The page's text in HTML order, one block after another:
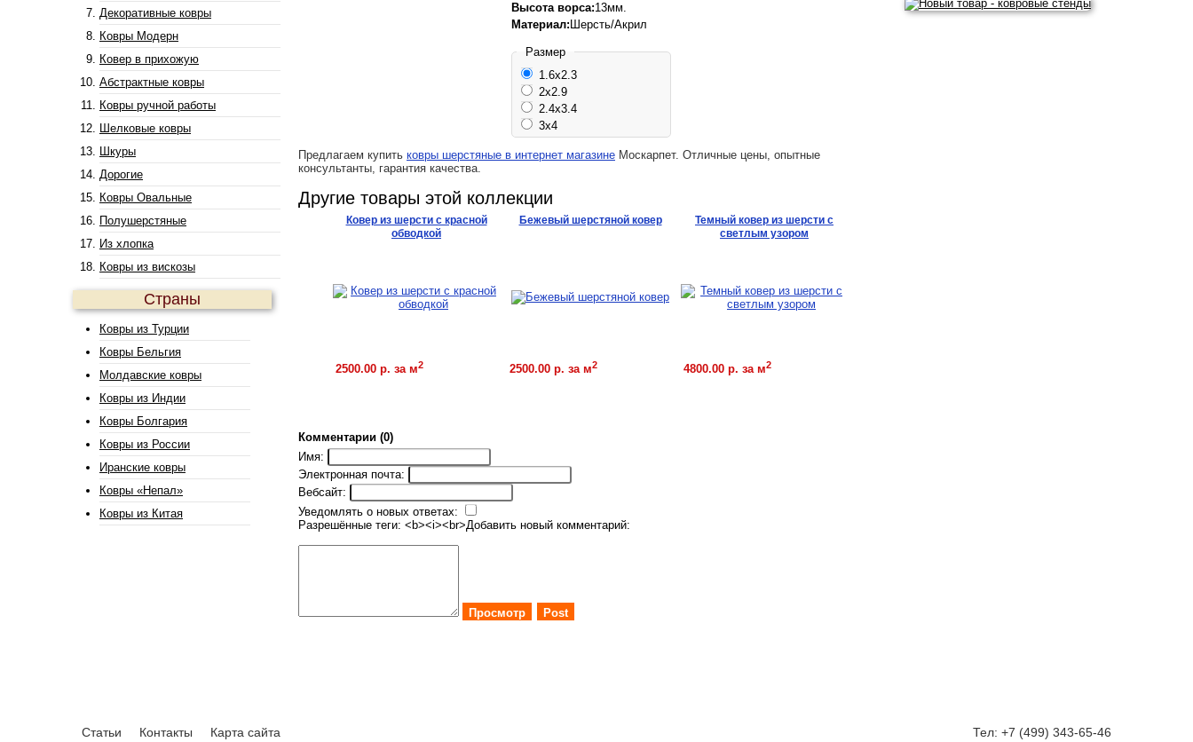
Декоративные ковры
Ковры Модерн
Ковер в прихожую
Абстрактные ковры
Ковры ручной работы
Шелковые ковры
Шкуры
Дорогие
Ковры Овальные
Полушерстяные
Из хлопка
Ковры из вискозы
Страны
Ковры из Турции
Ковры Бельгия
Молдавские ковры
Ковры из Индии
Ковры Болгария
Ковры из России
Иранские ковры
Ковры «Непал»
Ковры из Китая
Высота ворса:13мм.
Материал: Шерсть/Акрил
Размер
1.6x2.3
2x2.9
2.4x3.4
3x4
Предлагаем купить ковры шерстяные в интернет магазине Москарпет. Отличные цены, опытные
консультанты, гарантия качества.
Другие товары этой коллекции
Ковер из шерсти с красной
обводкой
2500.00 р. за м2
Купить
Бежевый шерстяной ковер
2500.00 р. за м2
Темный ковер из шерсти с
светлым узором
4800.00 р. за м2
Комментарии (0)
Имя:
Электронная почта:
Вебсайт:
Уведомлять о новых ответах:
Разрешённые теги: <b><i><br>Добавить новый комментарий:
Просмотр Post
Статьи Контакты Карта сайта Тел: +7 (499) 343-65-46